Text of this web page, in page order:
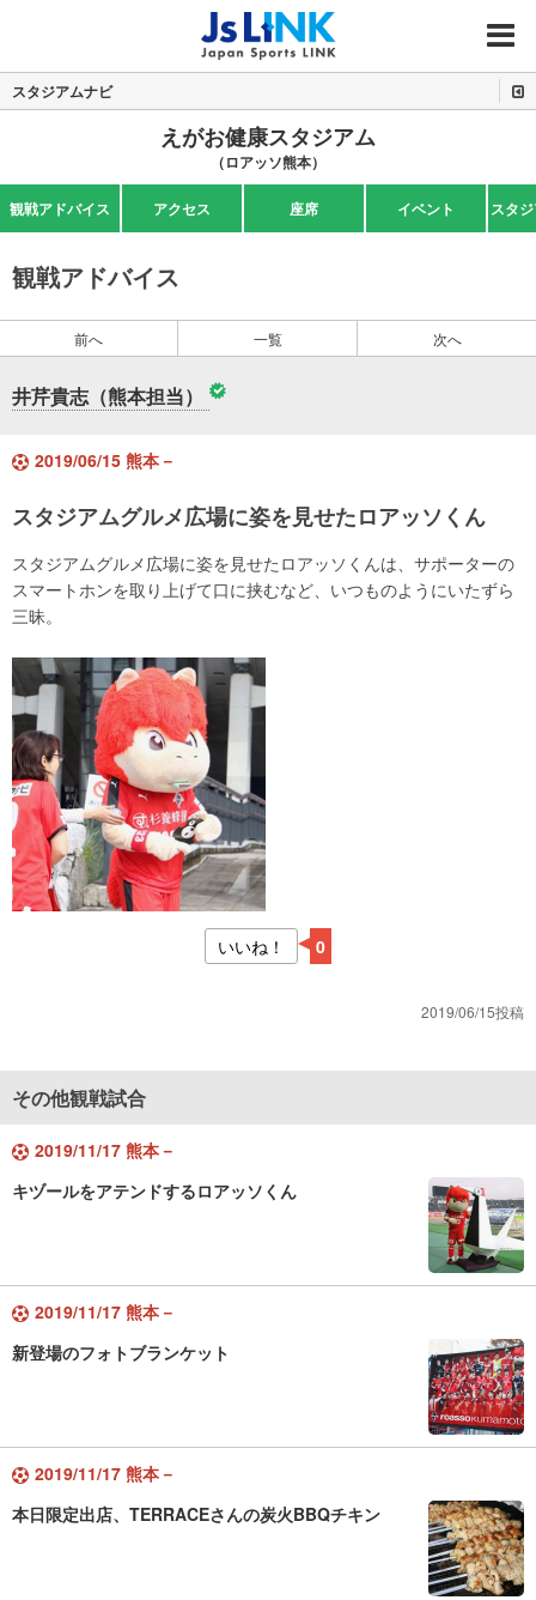
MENU
スタジアムナビ
えがお健康スタジアム
（ロアッソ熊本）
観戦アドバイス アクセス 座席 イベント スタ
観戦アドバイス
前へ 一覧 次へ
井芹貴志（熊本担当）
2019/06/15 熊本－
スタジアムグルメ広場に姿を見せたロアッソくん
スタジアムグルメ広場に姿を見せたロアッソくんは、サポーターの
スマートホンを取り上げて口に挟むなど、いつものようにいたずら
三昧。
いいね！ 0
2019/06/15投稿
その他観戦試合
2019/11/17 熊本－
キヅールをアテンドするロアッソくん
2019/11/17 熊本－
新登場のフォトブランケット
2019/11/17 熊本－
本日限定出店、TERRACEさんの炭火BBQチキン